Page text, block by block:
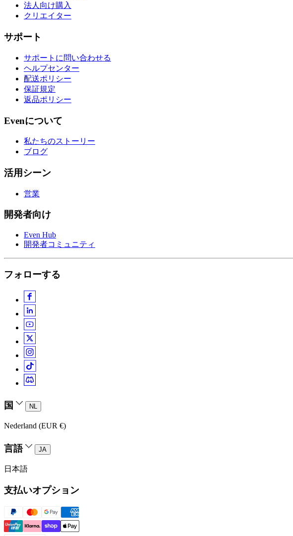
法人向け購入
クリエイター
サポート
サポートに問い合わせる
ヘルプセンター
配送ポリシー
保証規定
返品ポリシー
Evenについて
私たちのストーリー
ブログ
活用シーン
営業
開発者向け
Even Hub
開発者コミュニティ
フォローする
国 NL
Nederland (EUR €)
言語 JA
日本語
支払いオプション